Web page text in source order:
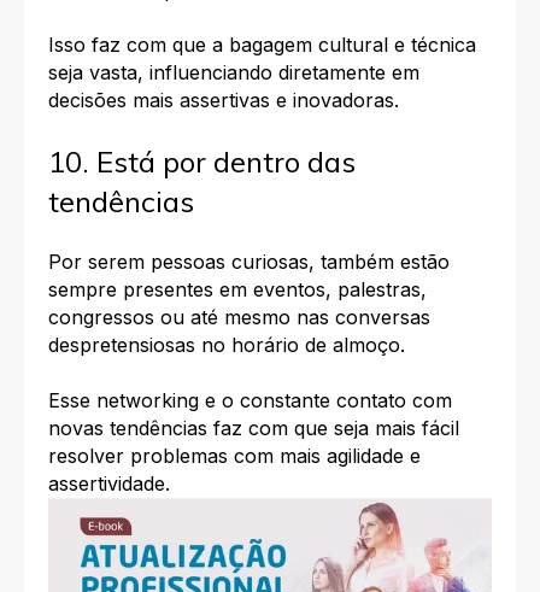
Isso faz com que a bagagem cultural e técnica
seja vasta, influenciando diretamente em
decisões mais assertivas e inovadoras.
10. Está por dentro das
tendências
Por serem pessoas curiosas, também estão
sempre presentes em eventos, palestras,
congressos ou até mesmo nas conversas
despretensiosas no horário de almoço.
Esse networking e o constante contato com
novas tendências faz com que seja mais fácil
resolver problemas com mais agilidade e
assertividade.